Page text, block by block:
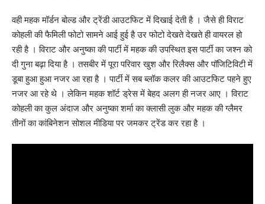
वही महक मॉर्डन बोल्ड और ट्रेंडी आउटफिट में दिखाई देती है । जैसे ही विराट
कोहली की फैमिली फोटो सामने आई हुई है उर फोटो देखते देखते ही वायरल हो
रही है । विराट और अनुष्का की पार्टी में महक की उपस्थित इस पार्टी का जश्न को
दी गुना बढ़ा दिया है । तसबीर में पूरा परिवार खुश और रिलैक्स और पॉजिटिविटी में
डूबा हुआ हुआ नजर आ रहा है । पार्टी में सब ब्लॉक कलर की आउटफिट पहने हुए
नजर आ रहे थे । लेकिन महक शॉर्ट ड्रेस में बेहद अलग ही नजर आए । विराट
कोहली का कुल अंदाज और अनुष्का शर्मा का क्लासी लुक और महक की ग्लैमर
तीनों का कांबिनेशन सोशल मीडिया पर जमकर ट्रेंड कर रहा है ।